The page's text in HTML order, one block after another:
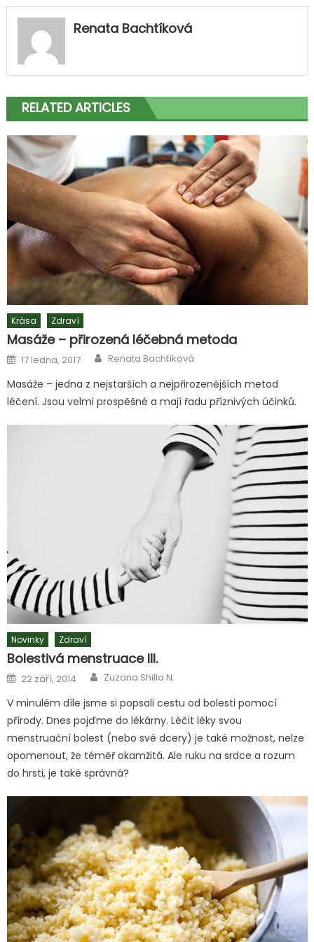
Renata Bachtíková
RELATED ARTICLES
Krása Zdraví
Masáže – přirozená léčebná metoda
Posted
on
17 ledna, 2017 Author
Renata Bachtíková
Masáže – jedna z nejstarších a nejpřirozenějších metod
léčení. Jsou velmi prospěšné a mají řadu příznivých účinků.
Novinky Zdraví
Bolestivá menstruace III.
Posted
on
22 září, 2014 Author
Zuzana Shilla N.
V minulém díle jsme si popsali cestu od bolesti pomocí
přírody. Dnes pojďme do lékárny. Léčit léky svou
menstruační bolest (nebo své dcery) je také možnost, nelze
opomenout, že téměř okamžitá. Ale ruku na srdce a rozum
do hrsti, je také správná?